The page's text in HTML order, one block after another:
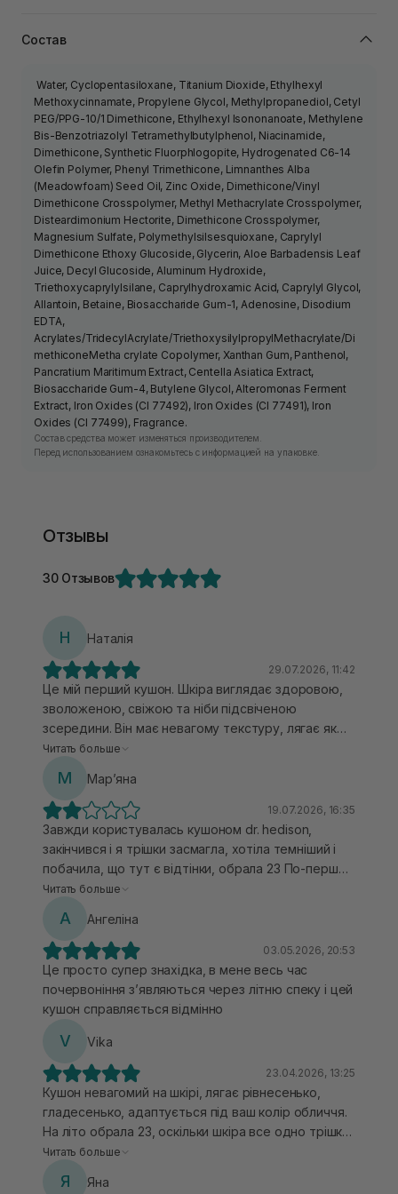
Состав
Water, Cyclopentasiloxane, Titanium Dioxide, Ethylhexyl
Methoxycinnamate, Propylene Glycol, Methylpropanediol, Cetyl
PEG/PPG-10/1 Dimethicone, Ethylhexyl Isononanoate, Methylene
Bis-Benzotriazolyl Tetramethylbutylphenol, Niacinamide,
Dimethicone, Synthetic Fluorphlogopite, Hydrogenated C6-14
Olefin Polymer, Phenyl Trimethicone, Limnanthes Alba
(Meadowfoam) Seed Oil, Zinc Oxide, Dimethicone/Vinyl
Dimethicone Crosspolymer, Methyl Methacrylate Crosspolymer,
Disteardimonium Hectorite, Dimethicone Crosspolymer,
Magnesium Sulfate, Polymethylsilsesquioxane, Caprylyl
Dimethicone Ethoxy Glucoside, Glycerin, Aloe Barbadensis Leaf
Juice, Decyl Glucoside, Aluminum Hydroxide,
Triethoxycaprylylsilane, Caprylhydroxamic Acid, Caprylyl Glycol,
Allantoin, Betaine, Biosaccharide Gum-1, Adenosine, Disodium
EDTA,
Acrylates/TridecylAcrylate/TriethoxysilylpropylMethacrylate/Di
methiconeMetha crylate Copolymer, Xanthan Gum, Panthenol,
Pancratium Maritimum Extract, Centella Asiatica Extract,
Biosaccharide Gum-4, Butylene Glycol, Alteromonas Ferment
Extract, Iron Oxides (CI 77492), Iron Oxides (CI 77491), Iron
Oxides (CI 77499), Fragrance.
Состав средства может изменяться производителем.
Перед использованием ознакомьтесь с информацией на упаковке.
Отзывы
30 Отзывов
Н Наталія
29.07.2026, 11:42
Це мій перший кушон. Шкіра виглядає здоровою,
зволоженою, свіжою та ніби підсвіченою
зсередини. Він має невагому текстуру, лягає як
«друга шкіра», не створює ефекту маски, я його
Читать больше
М Марʼяна
19.07.2026, 16:35
Завжди користувалась кушоном dr. hedison,
закінчився і я трішки засмагла, хотіла темніший і
побачила, що тут є відтінки, обрала 23 По-перше,
він всеодно доволі світлий, ну окей, не так
скажу, що ідеально лягає, в носогубці зібрався,
виглядає не дуже Я не задоволена, dr hedison, як
на мене-набагатоо кращий… Більше не повторю,
жалко, що купила зі зміннним блоком(
Читать больше
А Ангеліна
03.05.2026, 20:53
Це просто супер знахідка, в мене весь час
почервоніння зʼявляються через літню спеку і цей
кушон справляється відмінно
V Vika
23.04.2026, 13:25
Кушон невагомий на шкірі, лягає рівнесенько,
гладесенько, адаптується під ваш колір обличчя.
На літо обрала 23, оскільки шкіра все одно трішки
підзагоряє, не липкий, візуально пакування ДУЖЕ
тримати в руках. Бонусом в пакуванні лежить ще
Читать больше
Я Яна